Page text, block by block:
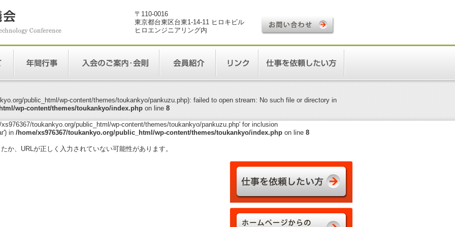
〒110-0016
東京都台東区台東1-14-11 ヒロキビル
ヒロエンジニアリング内
public_html/wp-content/themes/toukankyo/pankuzu.php): failed to open stream: No such file or directory in
wp-content/themes/toukankyo/index.phpon line8
toukankyo.org/public_html/wp-content/themes/toukankyo/pankuzu.php' for inclusion
in /home/xs976367/toukankyo.org/public_html/wp-content/themes/toukankyo/index.phpon line 8
か、URLが正しく入力されていない可能性があります。